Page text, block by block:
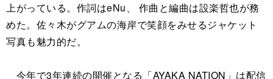
上がっている。作詞はeNu、 作曲と編曲は設楽哲也が務
めた。佐々木がグアムの海岸で笑顔をみせるジャケット
写真も魅力的だ。
今年で3年連続の開催となる「AYAKA NATION」は配信